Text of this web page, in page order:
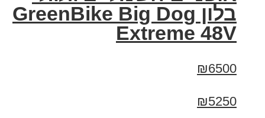
בלון GreenBike Big Dog
Extreme 48V
₪6500
₪5250